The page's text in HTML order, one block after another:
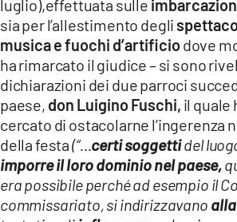
luglio),effettuata sulle
sia per l’allestimento degli
musica e fuochi d’artificiodove
ha rimarcato il giudice – si sono
dichiarazioni dei due parroci
paese, don Luigino Fuschi, il quale
cercato di ostacolarne l’ingerenza
della festa(“…certi soggettidel
imporre il loro dominio nel paese,
erapossibile perché ad esempio il
commissariato, si indirizzavano